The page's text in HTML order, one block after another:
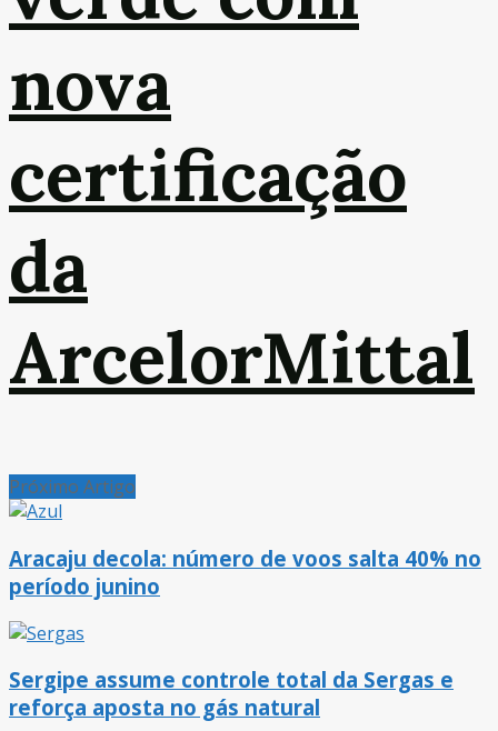
nova
certificação
da
ArcelorMittal
Próximo Artigo
Aracaju decola: número de voos salta 40% no
período junino
Sergipe assume controle total da Sergas e
reforça aposta no gás natural